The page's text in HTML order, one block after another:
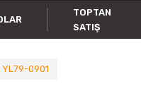
TOPTAN
SATIŞ
YL79-0901